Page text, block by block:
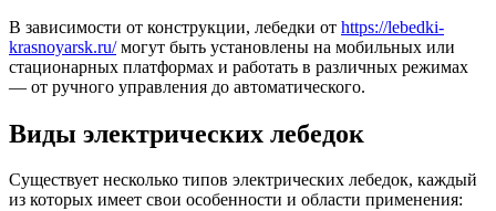
В зависимости от конструкции, лебедки от https://lebedki-
krasnoyarsk.ru/могут быть установлены на мобильных или
стационарных платформах и работать в различных режимах
— от ручного управления до автоматического.
Виды электрических лебедок
Существует несколько типов электрических лебедок, каждый
из которых имеет свои особенности и области применения: